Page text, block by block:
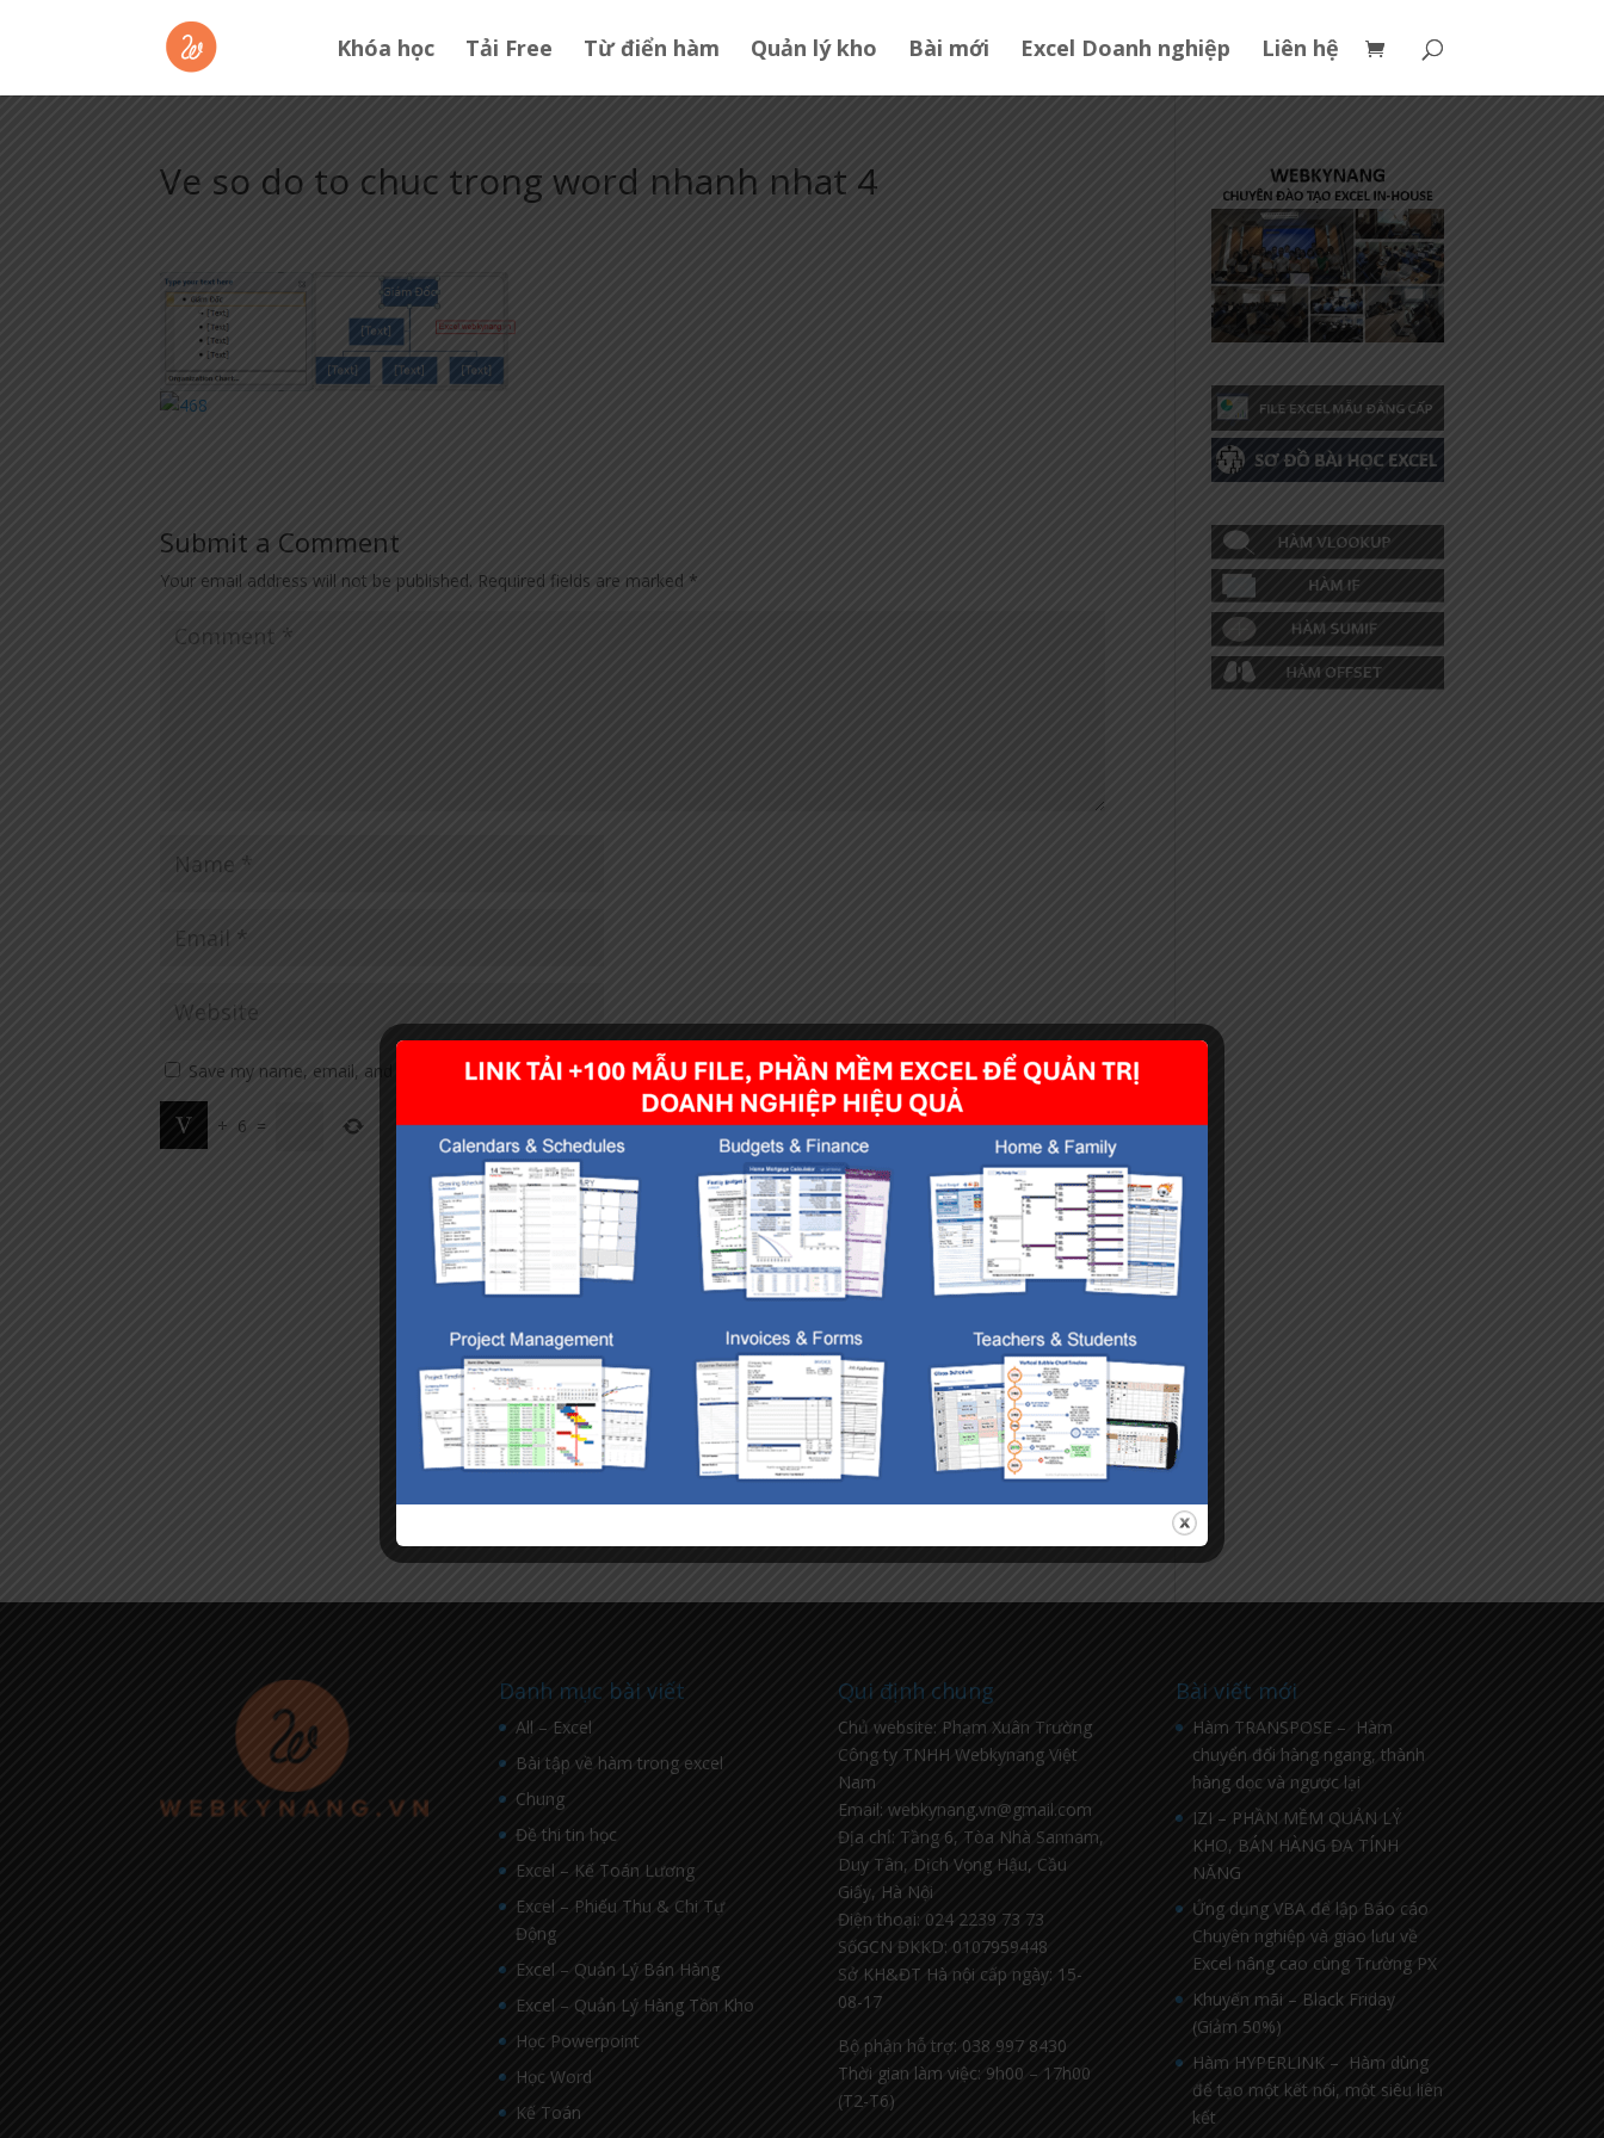
Khóa học Tải Free Từ điển hàm Quản lý kho Bài mới Excel Doanh nghiệp Liên hệ
Ve so do to chuc trong word nhanh nhat 4
Submit a Comment
Your email address will not be published. Required fields are marked *
Save my name, email, and website in this browser for the next time I comment.
+ 6 =
Danh mục bài viết
All – Excel
Bài tập về hàm trong excel
Chung
Đề thi tin học
Excel – Kế Toán Lương
Excel – Phiếu Thu & Chi Tự
Động
Excel – Quản Lý Bán Hàng
Excel – Quản Lý Hàng Tồn Kho
Học Powerpoint
Học Word
Kế Toán
Qui định chung
Chủ website: Phạm Xuân Trường
Công ty TNHH Webkynang Việt
Nam
Email: webkynang.vn@gmail.com
Địa chỉ: Tầng 6, Tòa Nhà Sannam,
Duy Tân, Dịch Vọng Hậu, Cầu
Giấy, Hà Nội
Điện thoại: 024 2239 73 73
SốGCN ĐKKD: 0107959448
Sở KH&ĐT Hà nội cấp ngày: 15-
08-17
Bộ phận hỗ trợ: 038 997 8430
Thời gian làm việc: 9h00 – 17h00
(T2-T6)
Bài viết mới
Hàm TRANSPOSE – Hàm
chuyển đổi hàng ngang, thành
hàng dọc và ngược lại
IZI – PHẦN MỀM QUẢN LÝ
KHO, BÁN HÀNG ĐA TÍNH
NĂNG
Ứng dụng VBA để lập Báo cáo
Chuyên nghiệp và giao lưu về
Excel nâng cao cùng Trường PX
Khuyến mãi – Black Friday
(Giảm 50%)
Hàm HYPERLINK – Hàm dùng
để tạo một kết nối, một siêu liên
kết